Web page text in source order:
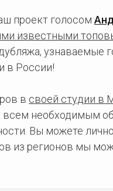
проект голосом
известными
в России!
в своей студии в
необходимым
Вы можете
из регионов мы